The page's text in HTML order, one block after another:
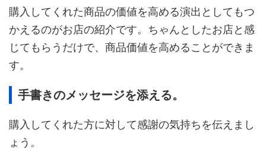
購入してくれた商品の価値を高める演出としてもつ
かえるのがお店の紹介です。ちゃんとしたお店と感
じてもらうだけで、商品価値を高めることができま
す。
手書きのメッセージを添える。
購入してくれた方に対して感謝の気持ちを伝えまし
ょう。